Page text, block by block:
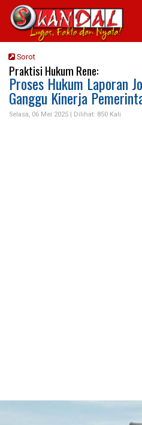
Sorot
Praktisi Hukum Rene:
Proses Hukum Laporan
Ganggu Kinerja
Selasa, 06 Mei 2025 | Dilihat: 850 Kali